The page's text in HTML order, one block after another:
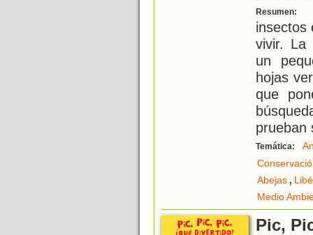
Resumen:
insectos
vivir. La
un
hojas
que
prueban
Temática:
Abejas,
Medio
Pic,